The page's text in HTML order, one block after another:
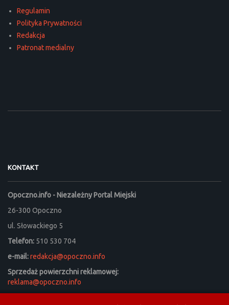
Regulamin
Polityka Prywatności
Redakcja
Patronat medialny
KONTAKT
Opoczno.info - Niezależny Portal Miejski
26-300 Opoczno
ul. Słowackiego 5
Telefon: 510 530 704
e-mail:redakcja@opoczno.info
Sprzedaż powierzchni reklamowej:
reklama@opoczno.info